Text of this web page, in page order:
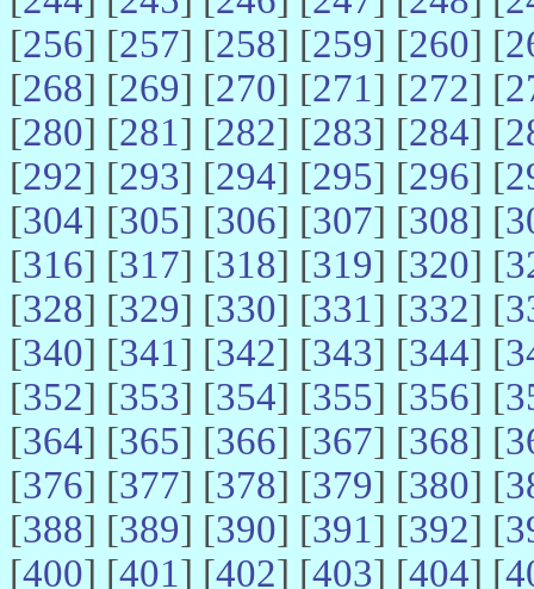
[256] [257] [258] [259] [260] [
[268] [269] [270] [271] [272] [
[280] [281] [282] [283] [284] [
[292] [293] [294] [295] [296] [
[304] [305] [306] [307] [308] [
[316] [317] [318] [319] [320] [
[328] [329] [330] [331] [332] [
[340] [341] [342] [343] [344] [
[352] [353] [354] [355] [356] [
[364] [365] [366] [367] [368] [
[376] [377] [378] [379] [380] [
[388] [389] [390] [391] [392] [
[400] [401] [402] [403] [404] [